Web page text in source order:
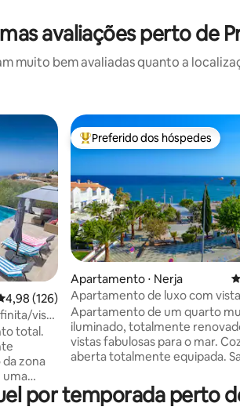
avaliações perto de
muito bem avaliadas quanto a
hóspedes
de uma avaliação média de 5, 126
4,98 (126)
vista
total.
da zona
uma
foi
uma
Entre os melhores preferidos
Preferido dos hóspedes
Apartamento ⋅ Nerja
Apartamento de luxo com
mar no centro de Nerja
Apartamento de um quarto
iluminado, totalmente
vistas fabulosas para o mar.
aberta totalmente equipada.
Banheiro separado com
Terraço com vistas fabulosas
por temporada perto